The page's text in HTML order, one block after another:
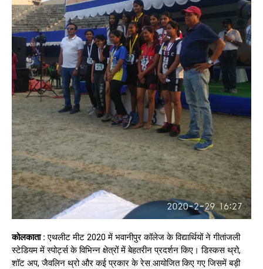
कोलकाता : एथलीट मीट 2020 में भवानीपुर कॉलेज के विद्यार्थियों ने गीतांजली
स्टेडियम में स्पोर्ट्स के विभिन्न क्षेत्रों में बेहतरीन प्रदर्शन किए। डिस्कस थ्रो,
शॉट अप, जैवलिन थ्रो और कई प्रकार के रेस आयोजित किए गए जिसमें बड़ी